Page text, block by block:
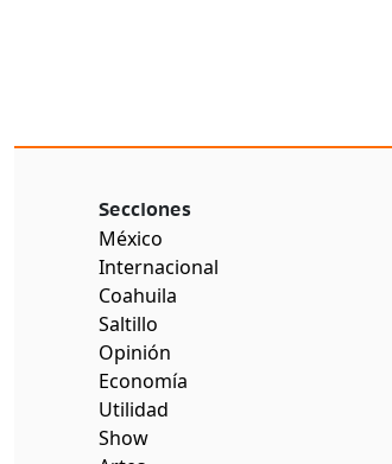
Secciones
México
Internacional
Coahuila
Saltillo
Opinión
Economía
Utilidad
Show